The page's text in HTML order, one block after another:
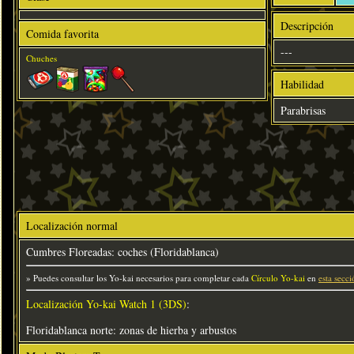
Comida favorita
Chuches
Descripción
---
Habilidad
Parabrisas
Localización normal
Cumbres Floreadas: coches (Floridablanca)
» Puedes consultar los Yo-kai necesarios para completar cada Círculo Yo-kai en esta
Localización Yo-kai Watch 1 (3DS):
Floridablanca norte: zonas de hierba y arbustos